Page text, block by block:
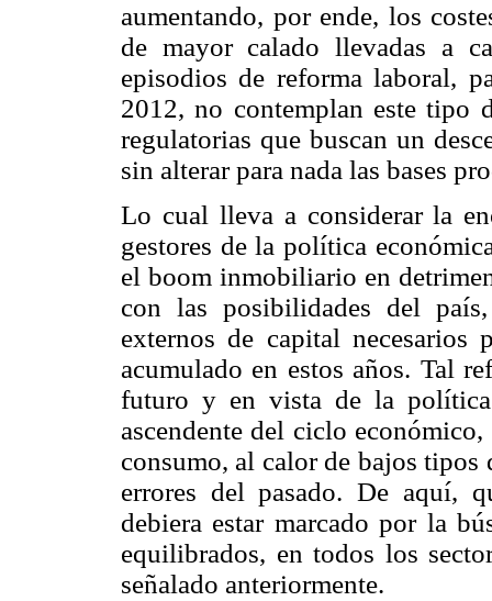
aumentando, por ende, los
de mayor calado llevadas a
episodios de reforma laboral,
2012, no contemplan este tipo
regulatorias que buscan un
sin alterar para nada las bases
Lo cual lleva a considerar la
gestores de la política
el boom inmobiliario en
con las posibilidades del
externos de capital
acumulado en estos años. Tal
futuro y en vista de la
ascendente del ciclo
consumo, al calor de bajos tipos
errores del pasado. De aquí,
debiera estar marcado por la
equilibrados, en todos los
señalado anteriormente.